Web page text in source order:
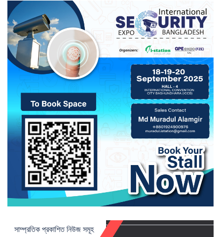
সাম্প্রতিক প্রকাশিত নিউজ সমূহ